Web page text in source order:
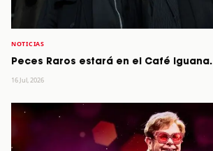
NOTICIAS
Peces Raros estará en el Café Iguana.
16 Jul, 2026